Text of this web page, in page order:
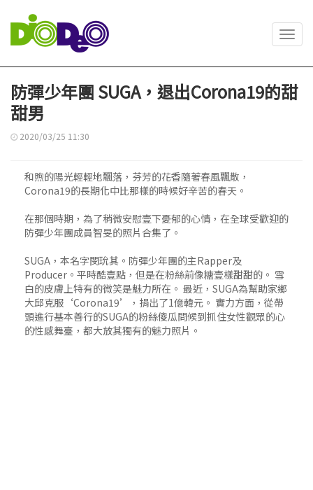
防彈少年團 SUGA，退出Corona19的甜
甜男
2020/03/25 11:30
和煦的陽光輕輕地飄落，芬芳的花香隨著春風飄散，
Corona19的長期化中比那樣的時候好辛苦的春天。
在那個時期，為了稍微安慰壹下憂郁的心情，在全球受歡迎的
防彈少年團成員智旻的照片合集了。
SUGA，本名字閔玧其。防彈少年團的主Rapper及
Producer。平時酷壹點，但是在粉絲前像糖壹樣甜甜的。 雪
白的皮膚上特有的微笑是魅力所在。 最近，SUGA為幫助家鄉
大邱克服‘Corona19’，捐出了1億韓元。 實力方面，從帶
頭進行基本善行的SUGA的粉絲傻瓜問候到抓住女性觀眾的心
的性感舞臺，都大放其獨有的魅力照片。